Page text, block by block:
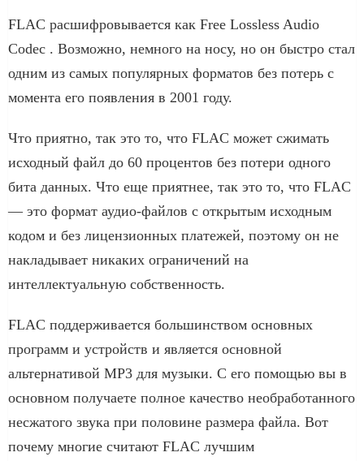
FLAC расшифровывается как Free Lossless Audio
Codec . Возможно, немного на носу, но он быстро стал
одним из самых популярных форматов без потерь с
момента его появления в 2001 году.
Что приятно, так это то, что FLAC может сжимать
исходный файл до 60 процентов без потери одного
бита данных. Что еще приятнее, так это то, что FLAC
— это формат аудио-файлов с открытым исходным
кодом и без лицензионных платежей, поэтому он не
накладывает никаких ограничений на
интеллектуальную собственность.
FLAC поддерживается большинством основных
программ и устройств и является основной
альтернативой MP3 для музыки. С его помощью вы в
основном получаете полное качество необработанного
несжатого звука при половине размера файла. Вот
почему многие считают FLAC лучшим